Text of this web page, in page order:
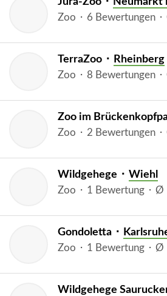
Zoo ⬝ 6 Bewertungen
TerraZoo ⬝ Rheinberg
Zoo ⬝ 8 Bewertungen
Zoo im
Zoo ⬝ 2 Bewertungen
Wildgehege ⬝ Wiehl
Zoo ⬝ 1 Bewertung ⬝ Ø
Gondoletta ⬝
Zoo ⬝ 1 Bewertung ⬝ Ø
Wildgehege